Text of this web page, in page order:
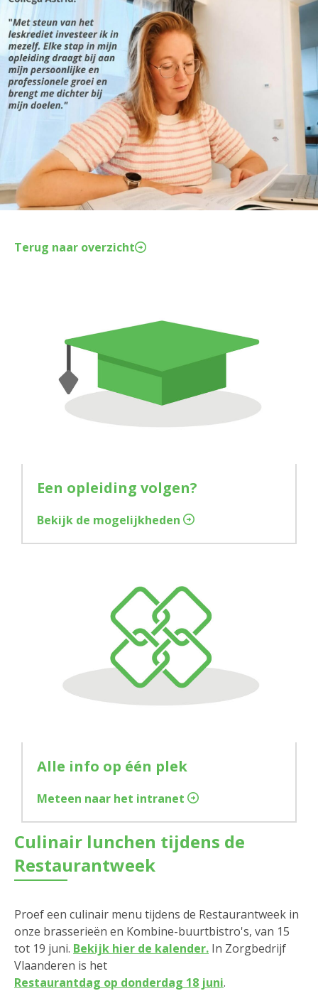
Terug naar overzicht
Een opleiding volgen?
Bekijk de mogelijkheden
Alle info op één plek
Meteen naar het intranet
Culinair lunchen tijdens de
Restaurantweek
Proef een culinair menu tijdens de Restaurantweek in
onze brasserieën en Kombine-buurtbistro's, van 15
tot 19 juni. Bekijk hier de kalender. In Zorgbedrijf
Vlaanderen is het
Restaurantdag op donderdag 18 juni.